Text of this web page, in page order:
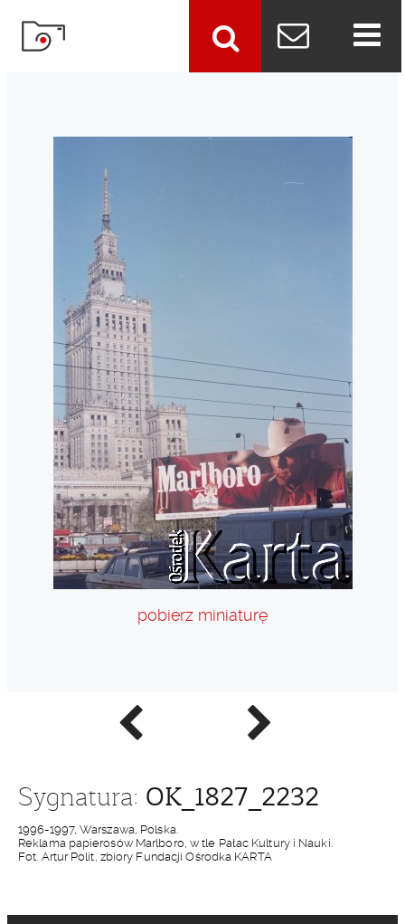
Poprzednie
zdjęcie
Następne
zdjęcie
pobierz miniaturę
Sygnatura: OK_1827_2232
1996-1997, Warszawa, Polska.
Reklama papierosów Marlboro, w tle Pałac Kultury i Nauki.
Fot. Artur Polit, zbiory Fundacji Ośrodka KARTA